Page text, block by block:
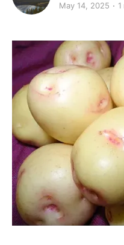
May 14, 2025 1